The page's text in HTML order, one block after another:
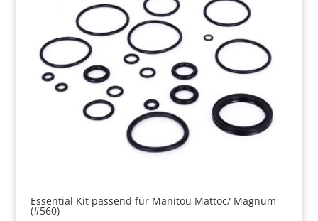
Essential Kit passend für Manitou Mattoc/ Magnum
(#560)